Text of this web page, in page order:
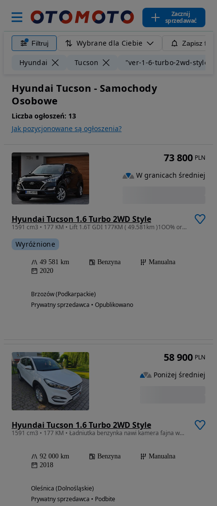
Zacznij
sprzedawać
Filtruj Wybrane dla Ciebie Zapisz
Hyundai Tucson "ver-1-6-turbo-2wd-style"
Hyundai Tucson - Samochody
Osobowe
Liczba ogłoszeń: 13
Jak pozycjonowane są ogłoszenia?
Hyundai Tucson 1.6 Turbo 2WD Style
1591 cm3 • 177 KM • Lift 1.6T GDI 177KM ( 49.581km )1OO% oryginał lakier serwis z Niemiec
Wyróżnione
49 581 km Benzyna
Manualna
2020
Brzozów (Podkarpackie)
Prywatny sprzedawca • Opublikowano
73 800 PLN
W granicach średniej
Hyundai Tucson 1.6 Turbo 2WD Style
1591 cm3 • 177 KM • Ładniutka benzynka nawi kamera fajna wersja !
92 000 km Benzyna
Manualna
2018
Oleśnica (Dolnośląskie)
Prywatny sprzedawca • Podbite
58 900 PLN
Poniżej średniej